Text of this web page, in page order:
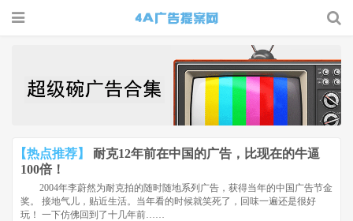
提案网 |
广告小报
| 广告圈
那点事
【热点推荐】
耐克12年前在中国的广告，比现在的牛逼
100倍！
2004年李蔚然为耐克拍的随时随地系列广告，获得当年的中国广告节金
奖。 接地气儿，贴近生活。当年看的时候就笑死了，回味一遍还是很好
玩！ 一下仿佛回到了十几年前……